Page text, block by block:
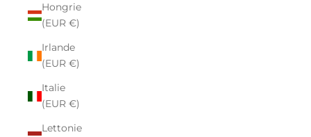
Hongrie
(EUR €)
Irlande
(EUR €)
Italie
(EUR €)
Lettonie